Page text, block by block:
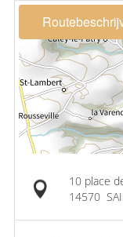
10 place
14570